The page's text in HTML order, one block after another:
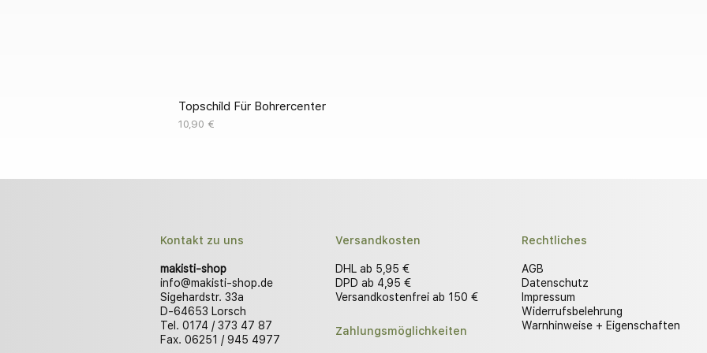
Topschild Für Bohrercenter
Preis
10,90 €
Kontakt zu uns
makisti-shop
info@makisti-shop.de
Sigehardstr. 33a
D-64653 Lorsch
Tel. 0174 / 373 47 87
Fax. 06251 / 945 4977
Versandkosten
DHL ab 5,95 €
DPD ab 4,95 €
Versandkostenfrei ab 150 €
Zahlungsmöglichkeiten
Rechtliches
AGB
Datenschutz
Impressum
Widerrufsbelehrung
Warnhinweise + Eigenschaften